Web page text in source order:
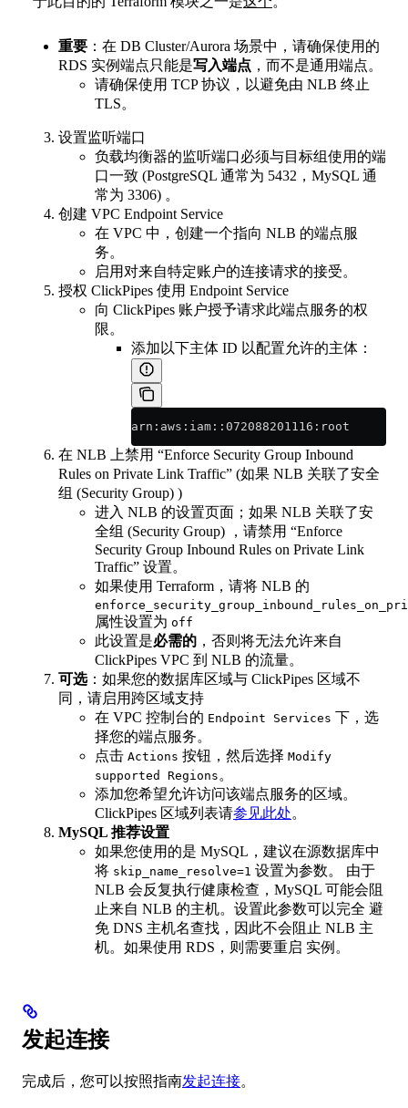
重要 ：在 DB Cluster/Aurora 场景中，请确保使用的
RDS 实例端点只能是写入端点 ，而不是通用端点。
请确保使用 TCP 协议，以避免由 NLB 终止
TLS。
设置监听端口
负载均衡器的监听端口必须与目标组使用的端
口一致 (PostgreSQL 通常为 5432，MySQL 通
常为 3306) 。
创建 VPC Endpoint Service
在 VPC 中，创建一个指向 NLB 的端点服
务。
启用对来自特定账户的连接请求的接受。
授权 ClickPipes 使用 Endpoint Service
向 ClickPipes 账户授予请求此端点服务的权
限。
添加以下主体 ID 以配置允许的主体：
arn:aws:iam::072088201116:root
在 NLB 上禁用 “Enforce Security Group Inbound
Rules on Private Link Traffic” (如果 NLB 关联了安全
组 (Security Group) )
进入 NLB 的设置页面；如果 NLB 关联了安
全组 (Security Group) ，请禁用 “Enforce
Security Group Inbound Rules on Private Link
Traffic” 设置。
如果使用 Terraform，请将 NLB 的
属性设置为 off
此设置是必需的 ，否则将无法允许来自
ClickPipes VPC 到 NLB 的流量。
可选：如果您的数据库区域与 ClickPipes 区域不
同，请启用跨区域支持
在 VPC 控制台的 Endpoint Services 下，选
择您的端点服务。
点击 Actions 按钮，然后选择 Modify
supported Regions 。
添加您希望允许访问该端点服务的区域。
ClickPipes 区域列表请参见此处。
MySQL 推荐设置
如果您使用的是 MySQL，建议在源数据库中
将 skip_name_resolve=1 设置为参数。 由于
NLB 会反复执行健康检查，MySQL 可能会阻
止来自 NLB 的主机。设置此参数可以完全 避
免 DNS 主机名查找，因此不会阻止 NLB 主
机。如果使用 RDS，则需要重启 实例。
发起连接
完成后，您可以按照指南发起连接。